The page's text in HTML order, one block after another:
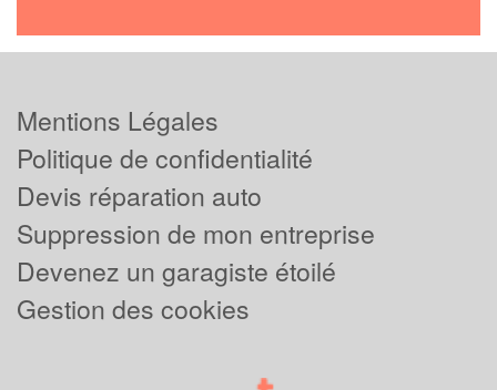
Mentions Légales
Politique de confidentialité
Devis réparation auto
Suppression de mon entreprise
Devenez un garagiste étoilé
Gestion des cookies